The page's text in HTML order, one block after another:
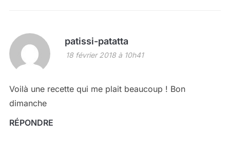
patissi-patatta
18 février 2018 à 10h41
Voilà une recette qui me plait beaucoup ! Bon
dimanche
RÉPONDRE